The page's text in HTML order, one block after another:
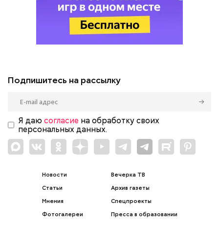
Подпишитесь на рассылку
Я даю согласие на обработку своих
персональных данных.
Новости
Статьи
Мнения
Фотогалереи
Вечерка ТВ
Архив газеты
Спецпроекты
Пресса в образовании